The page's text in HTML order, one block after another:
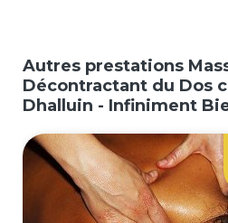
Autres prestations
Décontractant du Dos
Dhalluin - Infiniment